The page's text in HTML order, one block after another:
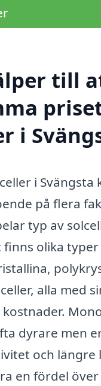
till
i
i Svängsta
på flera
typ av
olika
alla med
dyrare men
och längre
en fördel